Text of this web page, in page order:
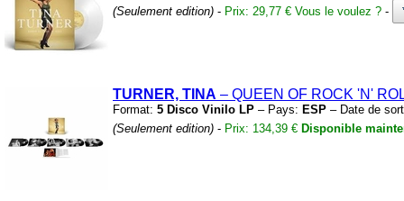
(Seulement edition) - Prix: 29,77 € Vous le voulez ? -
TURNER, TINA – QUEEN OF ROCK 'N'
Format: 5 Disco Vinilo LP – Pays: ESP – Date de
(Seulement edition) - Prix: 134,39 € Disponible